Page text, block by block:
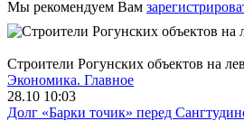
Мы рекомендуем Вам
Строители Рогунских объектов на
Экономика. Главное
28.10 10:03
Долг «Барки точик» перед